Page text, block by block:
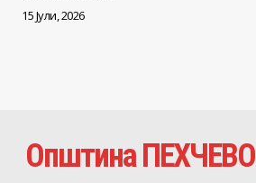
15 Јули, 2026
Општина ПЕХЧЕВО